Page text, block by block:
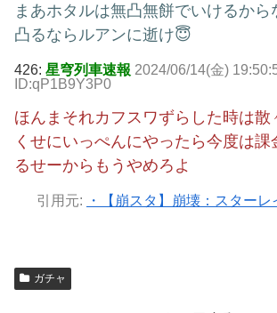
まあホタルは無凸無餅でいけるから
凸るならルアンに逝け😇
426: 星穹列車速報 2024/06/14(金)
ID:qP1B9Y3P0
ほんまそれカフスワずらした時は散
くせにいっぺんにやったら今度は課
るせーからもうやめろよ
引用元:
・【崩スタ】崩壊：スター
ガチャ